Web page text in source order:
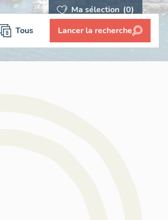
Ma sélection (0)
Tous Lancer la recherche